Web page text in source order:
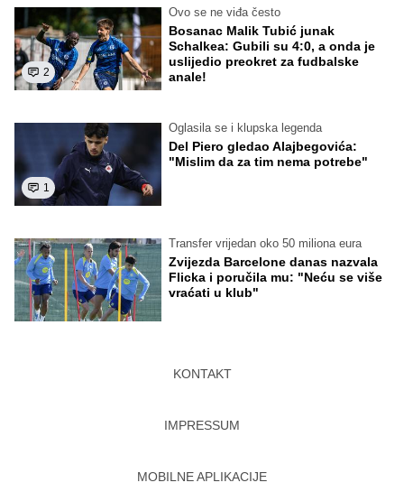
2
Ovo se ne viđa često
Bosanac Malik Tubić junak
Schalkea: Gubili su 4:0, a onda je
uslijedio preokret za fudbalske
anale!
1
Oglasila se i klupska legenda
Del Piero gledao Alajbegovića:
"Mislim da za tim nema potrebe"
Transfer vrijedan oko 50 miliona eura
Zvijezda Barcelone danas nazvala
Flicka i poručila mu: "Neću se više
vraćati u klub"
KONTAKT
IMPRESSUM
MOBILNE APLIKACIJE